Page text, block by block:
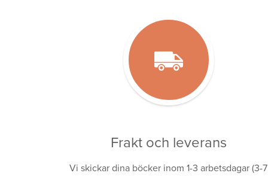
Frakt och leverans
Vi skickar dina böcker inom 1-3 arbetsdagar (3-7